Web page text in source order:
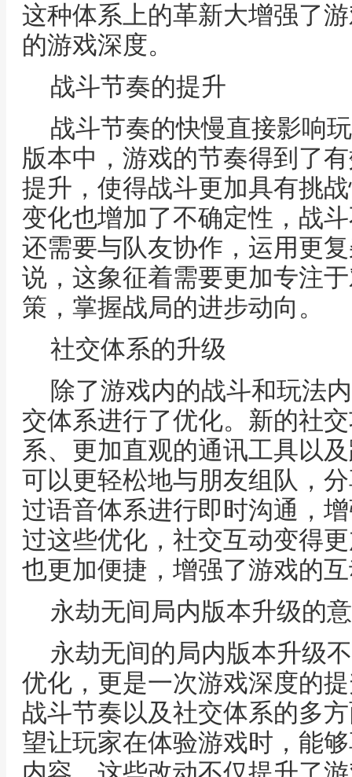
这种体系上的革新大增强了
的游戏深度。
战斗节奏的提升
战斗节奏的快慢直接影响
版本中，游戏的节奏得到了
提升，使得战斗更加具有挑
变化也增加了不确定性，战
还需要与队友协作，运用更
说，这象征着需要更加专注
策，掌握战局的进步动向。
社交体系的升级
除了游戏内的战斗和玩法
交体系进行了优化。新的社
系、更加直观的通讯工具以
可以更轻松地与朋友组队，
过语音体系进行即时沟通，
过这些优化，社交互动变得
也更加便捷，增强了游戏的
永劫无间局内版本升级的
永劫无间的局内版本升级
优化，更是一次游戏深度的
战斗节奏以及社交体系的多
望让玩家在体验游戏时，能